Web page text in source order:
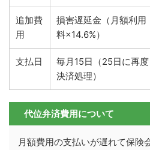
追加費
用
損害遅延金（月額利用
料×14.6%）
支払日
毎月15日（25日に再度
決済処理）
代位弁済費用について
月額費用の支払いが遅れて保険